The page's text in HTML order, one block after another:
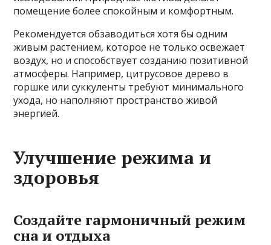
помещение более спокойным и комфортным.
Рекомендуется обзаводиться хотя бы одним
живым растением, которое не только освежает
воздух, но и способствует созданию позитивной
атмосферы. Например, цитрусовое дерево в
горшке или суккуленты требуют минимального
ухода, но наполняют пространство живой
энергией.
Улучшение режима и
здоровья
Создайте гармоничный режим
сна и отдыха